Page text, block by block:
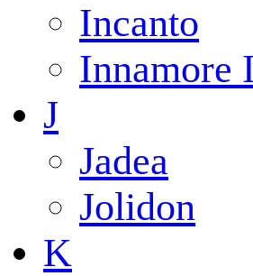
Incanto
Innamore
J
Jadea
Jolidon
K